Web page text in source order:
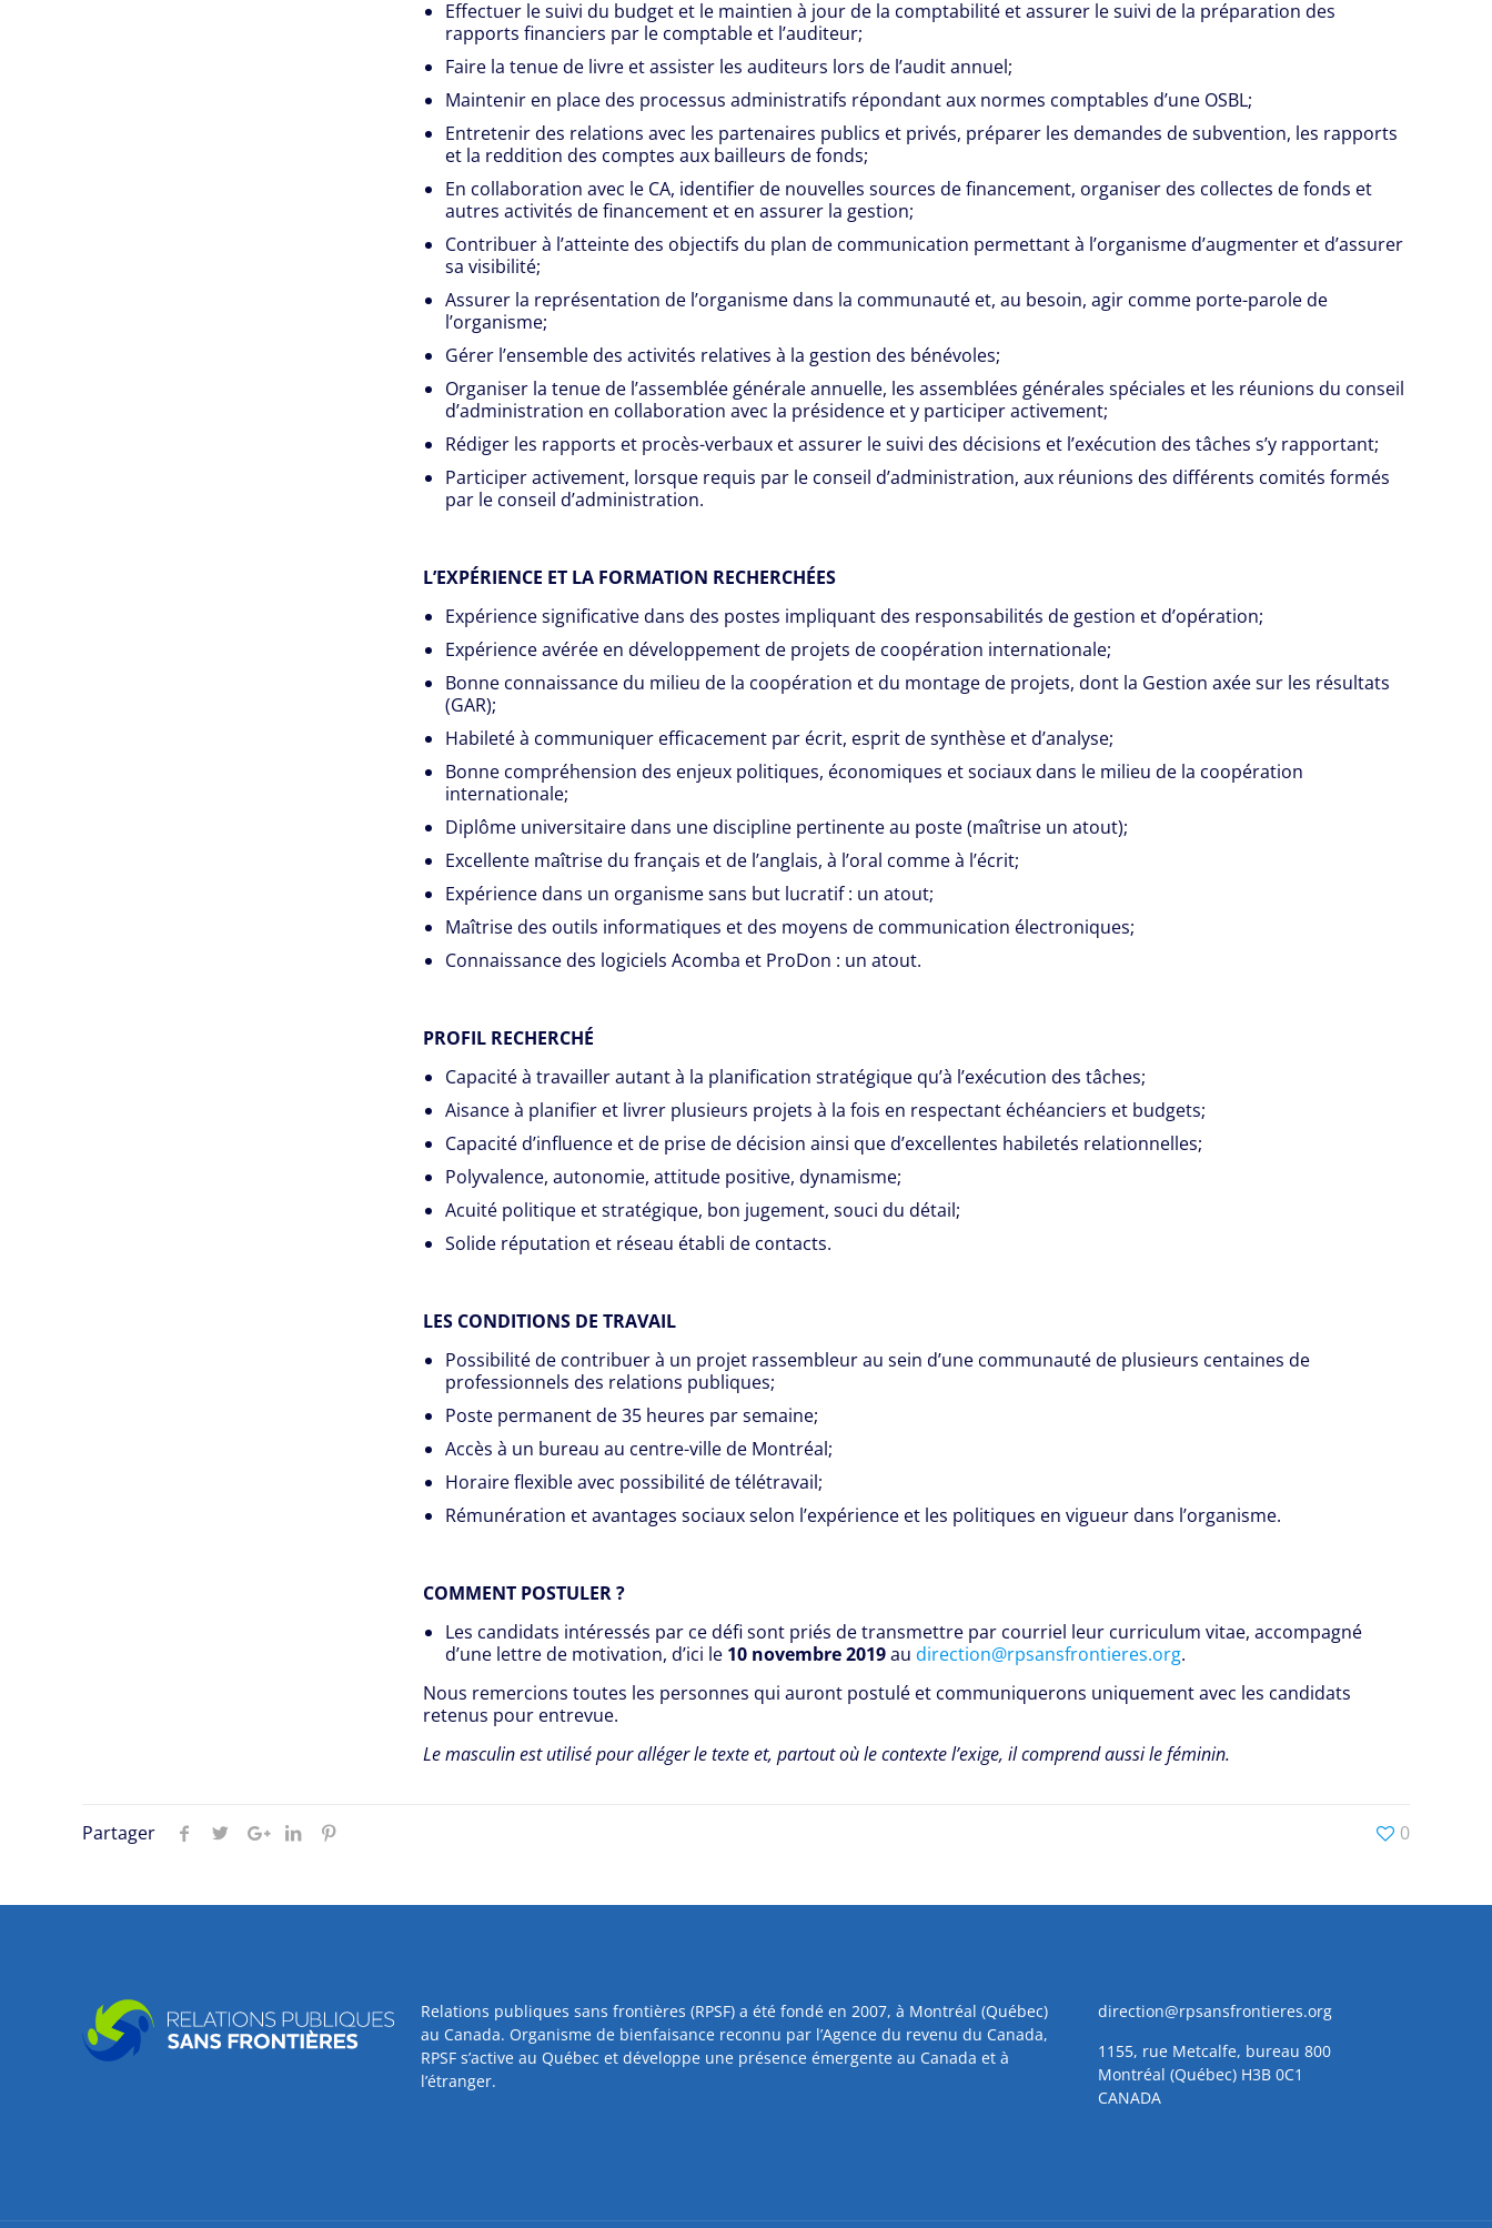
Effectuer le suivi du budget et le maintien à jour de la comptabilité et assurer le suivi de la préparation des
rapports financiers par le comptable et l’auditeur;
Faire la tenue de livre et assister les auditeurs lors de l’audit annuel;
Maintenir en place des processus administratifs répondant aux normes comptables d’une OSBL;
Entretenir des relations avec les partenaires publics et privés, préparer les demandes de subvention, les rapports
et la reddition des comptes aux bailleurs de fonds;
En collaboration avec le CA, identifier de nouvelles sources de financement, organiser des collectes de fonds et
autres activités de financement et en assurer la gestion;
Contribuer à l’atteinte des objectifs du plan de communication permettant à l’organisme d’augmenter et d’assurer
sa visibilité;
Assurer la représentation de l’organisme dans la communauté et, au besoin, agir comme porte-parole de
l’organisme;
Gérer l’ensemble des activités relatives à la gestion des bénévoles;
Organiser la tenue de l’assemblée générale annuelle, les assemblées générales spéciales et les réunions du conseil
d’administration en collaboration avec la présidence et y participer activement;
Rédiger les rapports et procès-verbaux et assurer le suivi des décisions et l’exécution des tâches s’y rapportant;
Participer activement, lorsque requis par le conseil d’administration, aux réunions des différents comités formés
par le conseil d’administration.
L’EXPÉRIENCE ET LA FORMATION RECHERCHÉES
Expérience significative dans des postes impliquant des responsabilités de gestion et d’opération;
Expérience avérée en développement de projets de coopération internationale;
Bonne connaissance du milieu de la coopération et du montage de projets, dont la Gestion axée sur les résultats
(GAR);
Habileté à communiquer efficacement par écrit, esprit de synthèse et d’analyse;
Bonne compréhension des enjeux politiques, économiques et sociaux dans le milieu de la coopération
internationale;
Diplôme universitaire dans une discipline pertinente au poste (maîtrise un atout);
Excellente maîtrise du français et de l’anglais, à l’oral comme à l’écrit;
Expérience dans un organisme sans but lucratif : un atout;
Maîtrise des outils informatiques et des moyens de communication électroniques;
Connaissance des logiciels Acomba et ProDon : un atout.
PROFIL RECHERCHÉ
Capacité à travailler autant à la planification stratégique qu’à l’exécution des tâches;
Aisance à planifier et livrer plusieurs projets à la fois en respectant échéanciers et budgets;
Capacité d’influence et de prise de décision ainsi que d’excellentes habiletés relationnelles;
Polyvalence, autonomie, attitude positive, dynamisme;
Acuité politique et stratégique, bon jugement, souci du détail;
Solide réputation et réseau établi de contacts.
LES CONDITIONS DE TRAVAIL
Possibilité de contribuer à un projet rassembleur au sein d’une communauté de plusieurs centaines de
professionnels des relations publiques;
Poste permanent de 35 heures par semaine;
Accès à un bureau au centre-ville de Montréal;
Horaire flexible avec possibilité de télétravail;
Rémunération et avantages sociaux selon l’expérience et les politiques en vigueur dans l’organisme.
COMMENT POSTULER ?
Les candidats intéressés par ce défi sont priés de transmettre par courriel leur curriculum vitae, accompagné
d’une lettre de motivation, d’ici le 10 novembre2019au direction@rpsansfrontieres.org.
Nous remercions toutes les personnes qui auront postulé et communiquerons uniquement avec les candidats
retenus pour entrevue.
Le masculin est utilisé pour alléger le texte et, partout où le contexte l’exige, il comprend aussi le féminin.
Partager 0
Relations publiques sans frontières (RPSF) a été fondé en 2007, à Montréal (Québec)
au Canada. Organisme de bienfaisance reconnu par l’Agence du revenu du Canada,
RPSF s’active au Québec et développe une présence émergente au Canada et à
l’étranger.
direction@rpsansfrontieres.org
1155, rue Metcalfe, bureau 800
Montréal (Québec) H3B 0C1
CANADA